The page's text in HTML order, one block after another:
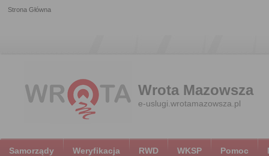
Strona Główna
Wrota Mazowsza
e-uslugi.wrotamazowsza.pl
Samorządy Weryfikacja RWD WKSP Pomoc